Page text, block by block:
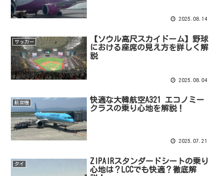
2025.08.14
サッカー
【ソウル高尺スカイドーム】野球
における座席の見え方を詳しく解
説
2025.08.04
航空機
快適な大韓航空A321 エコノミー
クラスの乗り心地を解説！
2025.07.21
タイ
ZIPAIRスタンダードシートの乗り
心地は？LCCでも快適？徹底解